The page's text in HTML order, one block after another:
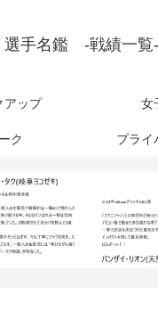
選手名鑑 -戦績一覧
アップ 女
ク プライ